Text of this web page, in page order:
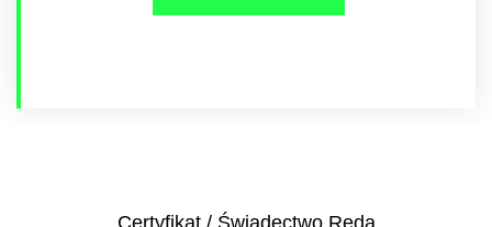
Certyfikat / Świadectwo Reda